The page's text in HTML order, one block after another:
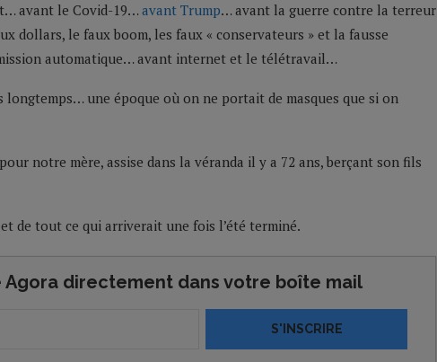
avant le Covid-19… avant Trump… avant la guerre contre la terreur
dollars, le faux boom, les faux « conservateurs » et la fausse
automatique… avant internet et le télétravail…
une époque où on ne portait de masques que si on
notre mère, assise dans la véranda il y a 72 ans, berçant son fils
de tout ce qui arriverait une fois l’été terminé.
Agora directement dans votre boîte mail
S'INSCRIRE